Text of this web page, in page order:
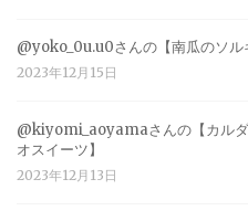
@yoko_0u.u0さんの【南瓜のソル
2023年12月15日
@kiyomi_aoyamaさんの【カル
オスイーツ】
2023年12月13日